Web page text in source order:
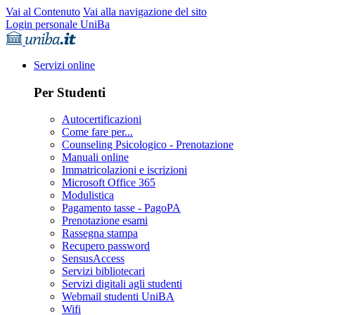
Vai al Contenuto Vai alla navigazione del sito
Login personale UniBa
Servizi online
Per Studenti
Autocertificazioni
Come fare per...
Counseling Psicologico - Prenotazione
Manuali online
Immatricolazioni e iscrizioni
Microsoft Office 365
Modulistica
Pagamento tasse - PagoPA
Prenotazione esami
Rassegna stampa
Recupero password
SensusAccess
Servizi bibliotecari
Servizi digitali agli studenti
Webmail studenti UniBA
Wifi